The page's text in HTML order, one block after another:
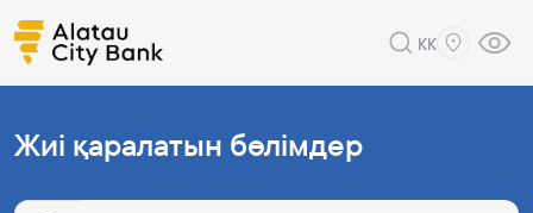
KK
Жиі қаралатын бөлімдер